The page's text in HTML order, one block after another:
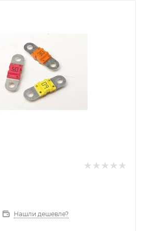
Нашли дешевле?